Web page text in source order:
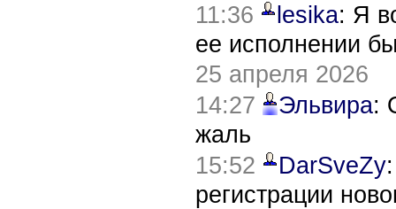
11:36
lesika: Я
ее исполнении
25 апреля 2026
14:27
Эльвира:
жаль
15:52
DarSveZy
регистрации